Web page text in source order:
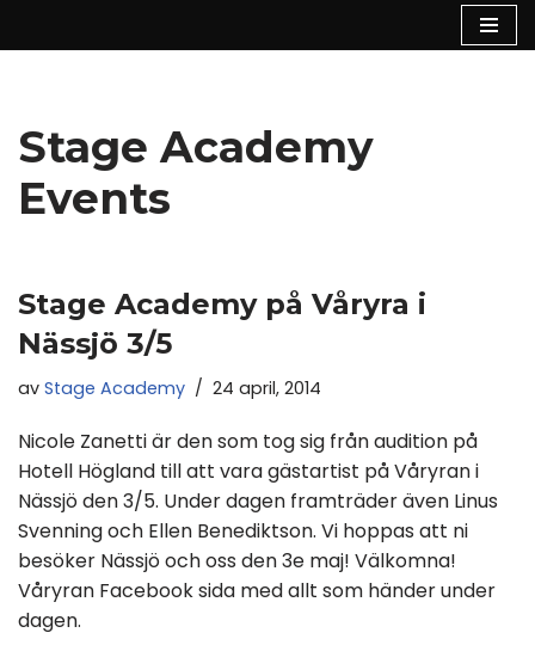
innehåll
Stage Academy
Events
Stage Academy på Våryra i
Nässjö 3/5
av Stage Academy 24 april, 2014
Nicole Zanetti är den som tog sig från audition på
Hotell Högland till att vara gästartist på Våryran i
Nässjö den 3/5. Under dagen framträder även Linus
Svenning och Ellen Benediktson. Vi hoppas att ni
besöker Nässjö och oss den 3e maj! Välkomna!
Våryran Facebook sida med allt som händer under
dagen.